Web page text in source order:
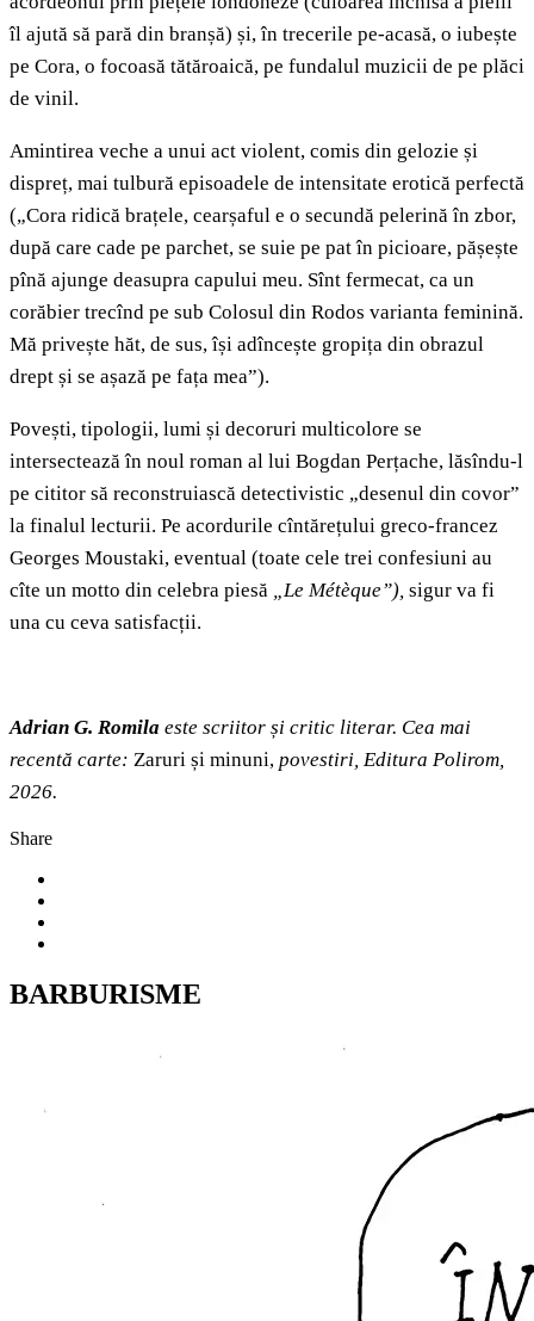
îl ajută să pară din branșă) și, în trecerile pe-acasă, o iubește
pe Cora, o focoasă tătăroaică, pe fundalul muzicii de pe plăci
de vinil.
Amintirea veche a unui act violent, comis din gelozie și
dispreț, mai tulbură episoadele de intensitate erotică perfectă
(„Cora ridică brațele, cearșaful e o secundă pelerină în zbor,
după care cade pe parchet, se suie pe pat în picioare, pășește
pînă ajunge deasupra capului meu. Sînt fermecat, ca un
corăbier trecînd pe sub Colosul din Rodos varianta feminină.
Mă privește hăt, de sus, își adîncește gropița din obrazul
drept și se așază pe fața mea”).
Povești, tipologii, lumi și decoruri multicolore se
intersectează în noul roman al lui Bogdan Perțache, lăsîndu-l
pe cititor să reconstruiască detectivistic „desenul din covor”
la finalul lecturii. Pe acordurile cîntărețului greco-francez
Georges Moustaki, eventual (toate cele trei confesiuni au
cîte un motto din celebra piesă „Le Métèque”), sigur va fi
una cu ceva satisfacții.
Adrian G. Romila este scriitor și critic literar. Cea mai
recentă carte: Zaruri și minuni, povestiri, Editura Polirom,
2026.
Share
BARBURISME